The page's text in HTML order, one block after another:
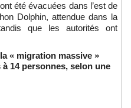
été évacuées dans l’est de
Dolphin, attendue dans la
que les autorités ont
« migration massive »
14 personnes, selon une